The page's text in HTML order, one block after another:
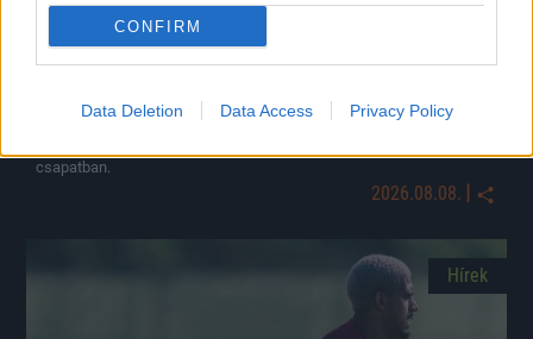
CONFIRM
Data Deletion Data Access Privacy Policy
Hosszabbított a Honvéd külföldre vágyó fiatal
Három évvel hosszabbított a Kispest-Honvéddal a mindössze 17
csapatban.
2026.08.08. |
Hírek